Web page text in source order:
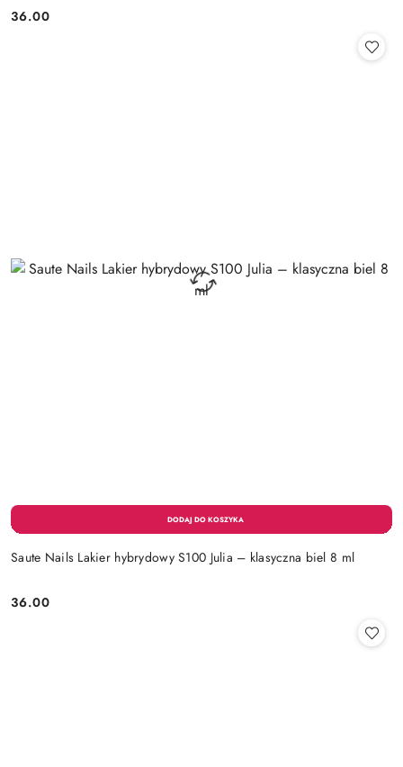
Cena:
36.00
Saute Nails Lakier hybrydowy S100 Julia – klasyczna biel 8 ml
Cena:
36.00